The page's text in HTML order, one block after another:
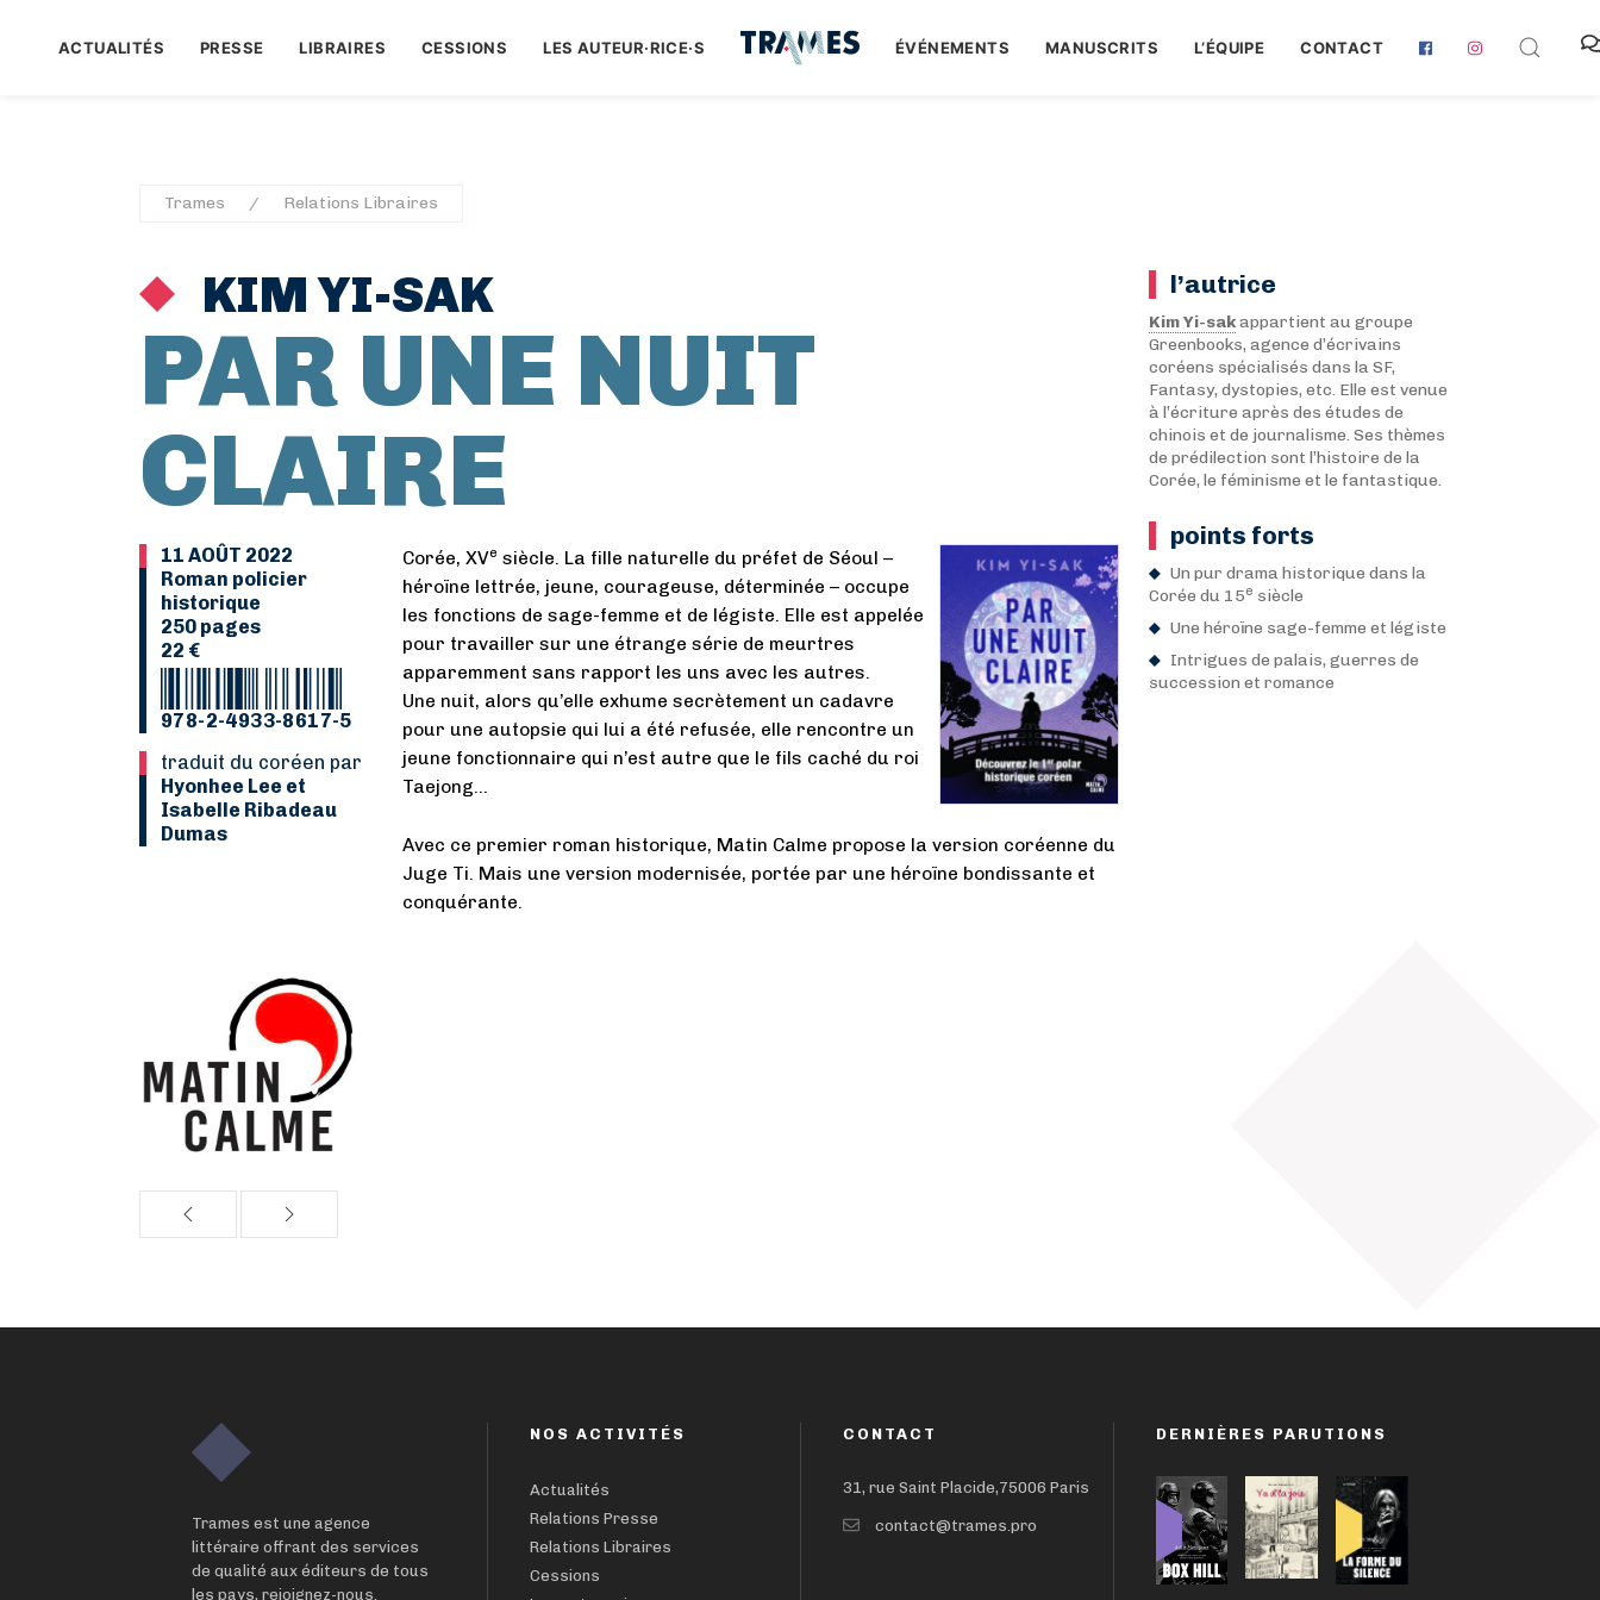
ACTUALITÉS PRESSE LIBRAIRES CESSIONS LES AUTEUR·RICE·S ÉVÉNEMENTS MANUSCRITS L‘ÉQUIPE CONTACT
Trames Relations Libraires
KIM YI-SAK
PAR UNE NUIT
CLAIRE
11 AOÛT 2022
Roman policier
historique
250 pages
22 €
978-2-4933-8617-5
Traduit du coréen par
Hyonhee Lee et
Isabelle Ribadeau
Dumas
Corée, XVe siècle. La fille naturelle du préfet de Séoul –
héroïne lettrée, jeune, courageuse, déterminée – occupe
les fonctions de sage-femme et de légiste. Elle est appelée
pour travailler sur une étrange série de meurtres
apparemment sans rapport les uns avec les autres.
Une nuit, alors qu’elle exhume secrètement un cadavre
pour une autopsie qui lui a été refusée, elle rencontre un
jeune fonctionnaire qui n’est autre que le fils caché du roi
Taejong...
Avec ce premier roman historique, Matin Calme propose la version coréenne du
Juge Ti. Mais une version modernisée, portée par une héroïne bondissante et
conquérante.
l’autrice
Kim Yi-sakappartient au groupe
Greenbooks, agence d’écrivains
coréens spécialisés dans la SF,
Fantasy, dystopies, etc. Elle est venue
à l’écriture après des études de
chinois et de journalisme. Ses thèmes
de prédilection sont l’histoire de la
Corée, le féminisme et le fantastique.
points forts
Un pur drama historique dans la
Corée du 15e siècle
Une héroïne sage-femme et légiste
Intrigues de palais, guerres de
succession et romance
Trames est une agence
littéraire offrant des services
de qualité aux éditeurs de tous
les pays, rejoignez-nous.
NOS ACTIVITÉS
Actualités
Relations Presse
Relations Libraires
Cessions
CONTACT
31, rue Saint Placide,75006 Paris
contact@trames.pro
DERNIÈRES PARUTIONS